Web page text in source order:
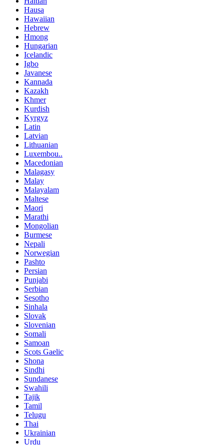
Hausa
Hawaiian
Hebrew
Hmong
Hungarian
Icelandic
Igbo
Javanese
Kannada
Kazakh
Khmer
Kurdish
Kyrgyz
Latin
Latvian
Lithuanian
Luxembou..
Macedonian
Malagasy
Malay
Malayalam
Maltese
Maori
Marathi
Mongolian
Burmese
Nepali
Norwegian
Pashto
Persian
Punjabi
Serbian
Sesotho
Sinhala
Slovak
Slovenian
Somali
Samoan
Scots Gaelic
Shona
Sindhi
Sundanese
Swahili
Tajik
Tamil
Telugu
Thai
Ukrainian
Urdu